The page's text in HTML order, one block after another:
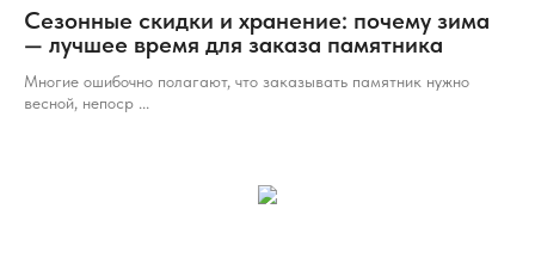
Сезонные скидки и хранение: почему зима
— лучшее время для заказа памятника
Многие ошибочно полагают, что заказывать памятник нужно
весной, непоср ...